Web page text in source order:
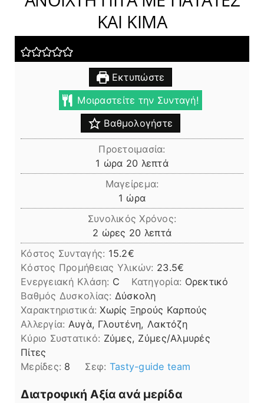
ΚΑΙ ΚΙΜΑ
Εκτυπώστε
Μοιραστείτε την Συνταγή!
Βαθμολογήστε
Προετοιμασία:
1 ώρα
ώρα 20 λεπτά
λεπτά
Μαγείρεμα:
1 ώρα
ώρα
Συνολικός Χρόνος:
2 ώρες
ώρες 20 λεπτά
λεπτά
Κόστος Συνταγής: 15.2€
Kόστος Προμήθειας Υλικών: 23.5
Ενεργειακή Κλάση: C Κατηγορία: Ορεκτικό
Βαθμός Δυσκολίας: Δύσκολη
Χαρακτηριστικά:Χωρίς Ξηρούς Καρπούς
Αλλεργία: Αυγὰ, Γλουτένη, Λακτόζη
Kύριο Συστατικό: Ζύμες, Ζύμες/Αλμυρές
Πίτες
Μερίδες: 8 Σεφ: Tasty-guide team
Διατροφική Αξία ανά μερίδα